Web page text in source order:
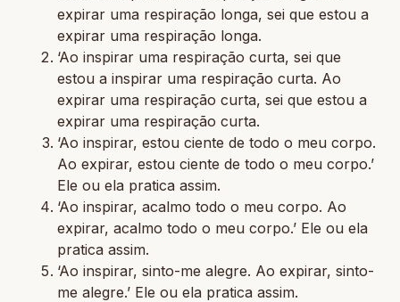
expirar uma respiração longa, sei que estou a
expirar uma respiração longa.
‘Ao inspirar uma respiração curta, sei que
estou a inspirar uma respiração curta. Ao
expirar uma respiração curta, sei que estou a
expirar uma respiração curta.
‘Ao inspirar, estou ciente de todo o meu corpo.
Ao expirar, estou ciente de todo o meu corpo.’
Ele ou ela pratica assim.
‘Ao inspirar, acalmo todo o meu corpo. Ao
expirar, acalmo todo o meu corpo.’ Ele ou ela
pratica assim.
‘Ao inspirar, sinto-me alegre. Ao expirar, sinto-
me alegre.’ Ele ou ela pratica assim.